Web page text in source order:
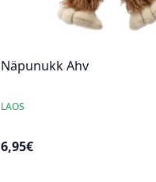
Näpunukk Ahv
LAOS
6,95€